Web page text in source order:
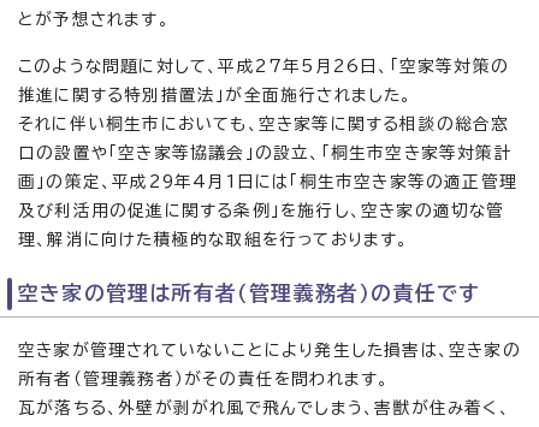
とが予想されます。
このような問題に対して、平成27年5月26日、「空家等対策の
推進に関する特別措置法」が全面施行されました。
それに伴い桐生市においても、空き家等に関する相談の総合窓
口の設置や「空き家等協議会」の設立、「桐生市空き家等対策計
画」の策定、平成29年4月1日には「桐生市空き家等の適正管理
及び利活用の促進に関する条例」を施行し、空き家の適切な管
理、解消に向けた積極的な取組を行っております。
空き家の管理は所有者（管理義務者）の責任です
空き家が管理されていないことにより発生した損害は、空き家の
所有者（管理義務者）がその責任を問われます。
瓦が落ちる、外壁が剥がれ風で飛んでしまう、害獣が住み着く、